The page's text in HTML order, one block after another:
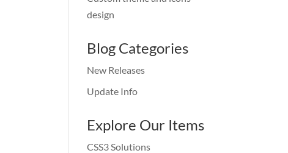
design
Blog Categories
New Releases
Update Info
Explore Our Items
CSS3 Solutions